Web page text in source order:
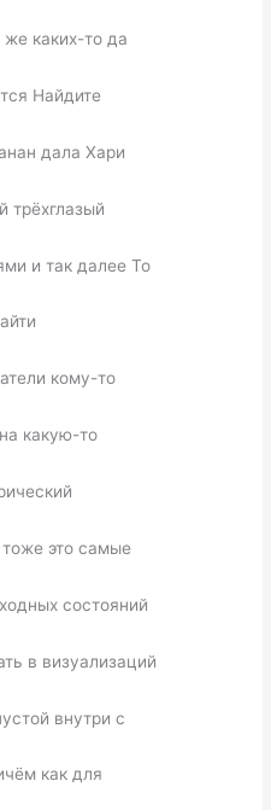
же каких-то да
Найдите
дала Хари
трёхглазый
и так далее То
кому-то
какую-то
это самые
состояний
в визуализаций
внутри с
как для